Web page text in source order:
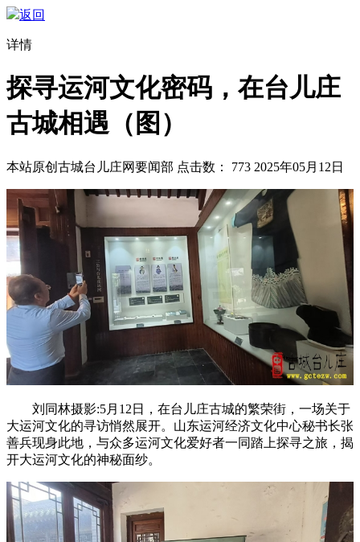
返回
详情
探寻运河文化密码，在台儿庄
古城相遇（图）
本站原创 古城台儿庄网要闻部 点击数： 773 2025年05月12日
刘同林摄影:5月12日，在台儿庄古城的繁荣街，一场关于
大运河文化的寻访悄然展开。山东运河经济文化中心秘书长张
善兵现身此地，与众多运河文化爱好者一同踏上探寻之旅，揭
开大运河文化的神秘面纱。